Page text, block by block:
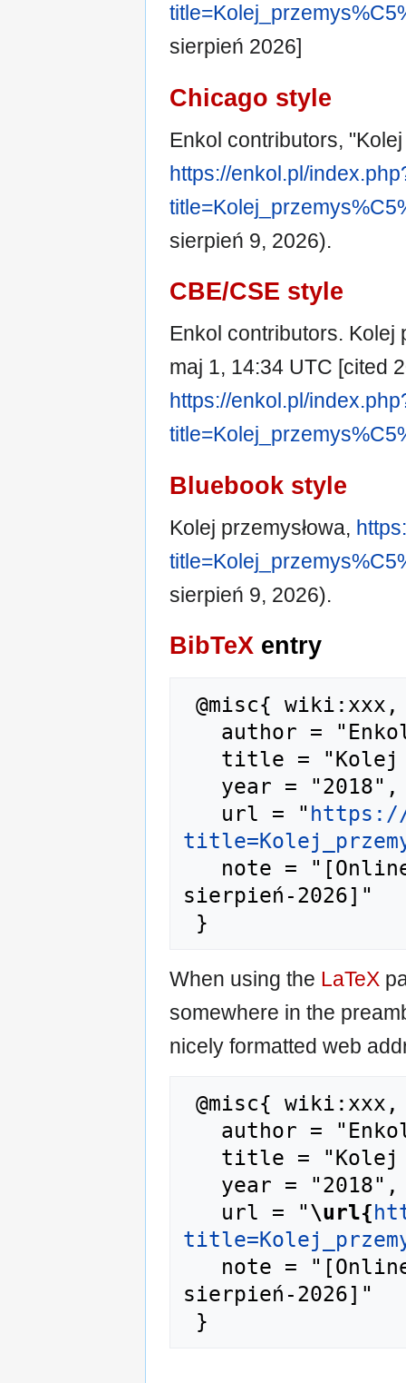
sierpień 2026]
Chicago style
Enkol contributors,
https://enkol.pl/
sierpień 9, 2026).
CBE/CSE style
Enkol contributors. Kolej
maj 1, 14:34 UTC [cited
https://enkol.pl/
Bluebook style
Kolej przemysłowa,
sierpień 9, 2026).
BibTeX entry
   url = "
sierpień-2026]"
When using the LaTeX
somewhere in the
nicely formatted web
   url = "
\url{
sierpień-2026]"